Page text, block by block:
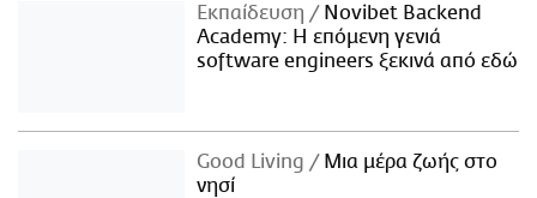
Εκπαίδευση
Novibet Backend
Academy: Η επόμενη γενιά
software engineers ξεκινά από εδώ
Good Living
Μια μέρα ζωής στο
νησί